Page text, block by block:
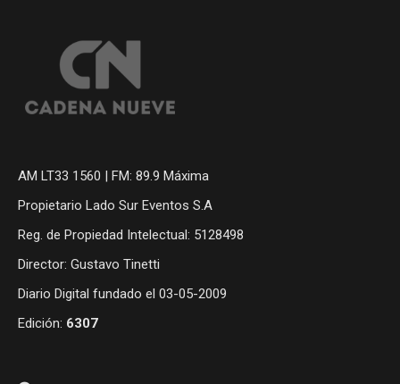
AM LT33 1560 | FM: 89.9 Máxima
Propietario Lado Sur Eventos S.A
Reg. de Propiedad Intelectual: 5128498
Director: Gustavo Tinetti
Diario Digital fundado el 03-05-2009
Edición: 6307